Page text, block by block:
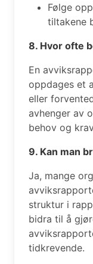
Følge
tiltakene
8. Hvor ofte
En
oppdages et
eller
avhenger av
behov og
9. Kan man
Ja, mange
struktur i
bidra til å
tidkrevende.